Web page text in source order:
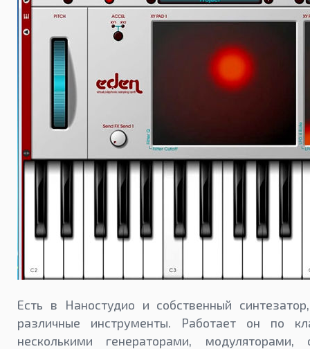
Есть в Наностудио и собственный
различные инструменты. Работает он по
несколькими генераторами,